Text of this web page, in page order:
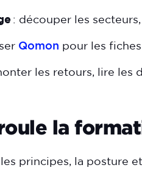
: découper les
Qomon pour les
les retours, lire les
la
principes, la posture